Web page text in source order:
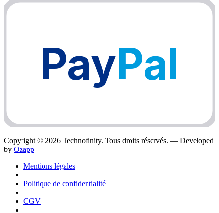
PayPal
Copyright © 2026 Technofinity. Tous droits réservés. — Developed
by Ozapp
Mentions légales
|
Politique de confidentialité
|
CGV
|